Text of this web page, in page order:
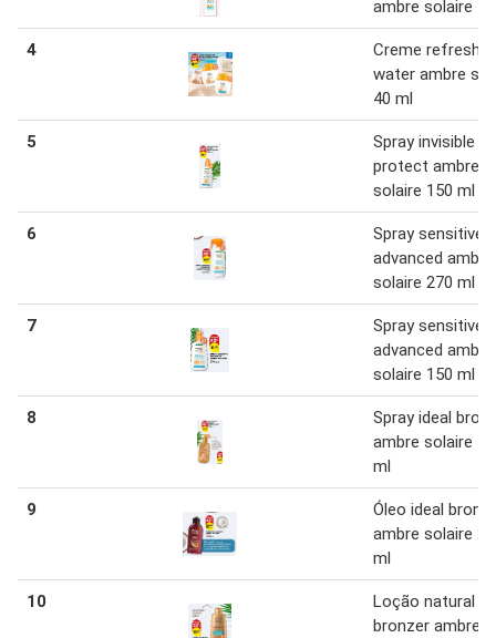
ambre solaire
4
Creme
water ambre
40 ml
5
Spray invisible
protect ambre
solaire 150 ml
6
Spray sensitive
advanced ambre
solaire 270 ml
7
Spray sensitive
advanced ambre
solaire 150 ml
8
Spray ideal
ambre solaire
ml
9
Óleo ideal
ambre solaire
ml
10
Loção natural
bronzer ambre